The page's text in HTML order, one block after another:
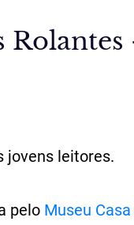
jovens leitores.
pelo Museu